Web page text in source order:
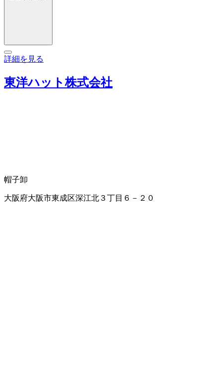
詳細を見る
東洋ハット株式会社
帽子卸
大阪府大阪市東成区深江北３丁目６－２０